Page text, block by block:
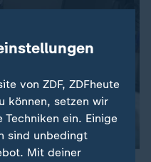
von ZDF, ZDFheute
können, setzen wir
ein. Einige
sind unbedingt
Mit deiner